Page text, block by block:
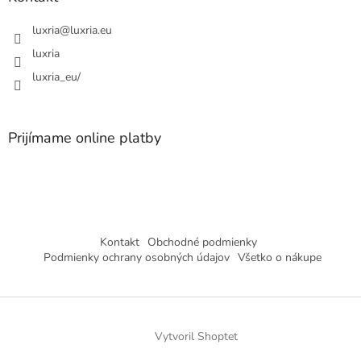
luxria@luxria.eu
luxria
luxria_eu/
Prijímame online platby
Kontakt Obchodné podmienky
Podmienky ochrany osobných údajov Všetko o nákupe
Vytvoril Shoptet